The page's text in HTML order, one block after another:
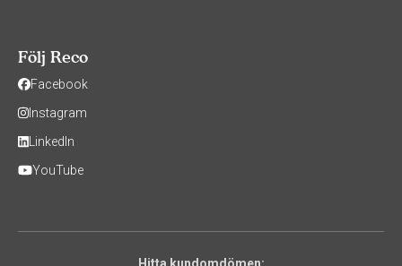
Följ Reco
Facebook
Instagram
LinkedIn
YouTube